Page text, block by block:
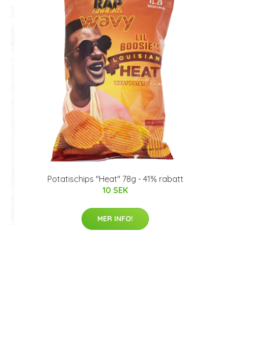
Potatischips "Heat" 78g - 41% rabatt
10 SEK
MER INFO!